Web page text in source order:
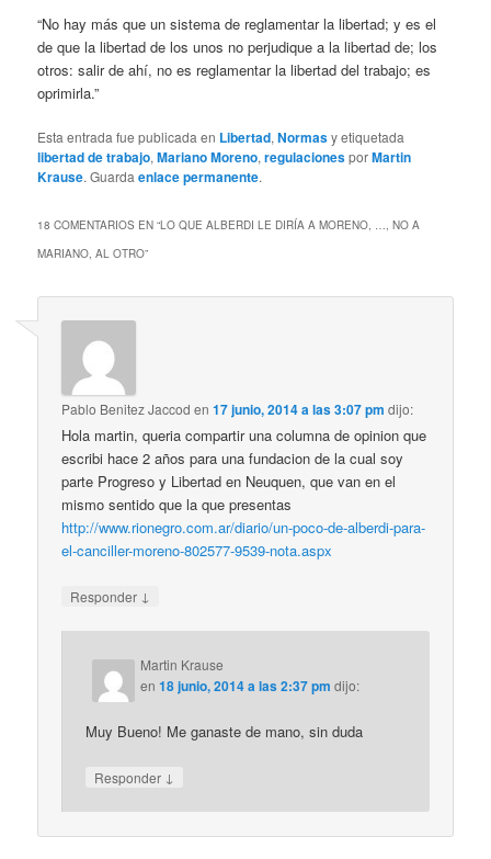
“No hay más que un sistema de reglamentar la libertad; y es el
de que la libertad de los unos no perjudique a la libertad de; los
otros: salir de ahí, no es reglamentar la libertad del trabajo; es
oprimirla.”
Esta entrada fue publicada en Libertad,Normasy etiquetada
libertad de trabajo,Mariano Moreno,regulacionesporMartin
Krause. Guardaenlace permanente.
18 COMENTARIOS EN “LO QUE ALBERDI LE DIRÍA A MORENO, …, NO A
MARIANO, AL OTRO”
Pablo Benitez Jaccod en17 junio, 2014 a las 3:07 pm dijo:
Hola martin, queria compartir una columna de opinion que
escribi hace 2 años para una fundacion de la cual soy
parte Progreso y Libertad en Neuquen, que van en el
mismo sentido que la que presentas
http://www.rionegro.com.ar/diario/un-poco-de-alberdi-para-
el-canciller-moreno-802577-9539-nota.aspx
Responder ↓
Martin Krause
en18 junio, 2014 a las 2:37 pm dijo:
Muy Bueno! Me ganaste de mano, sin duda
Responder ↓